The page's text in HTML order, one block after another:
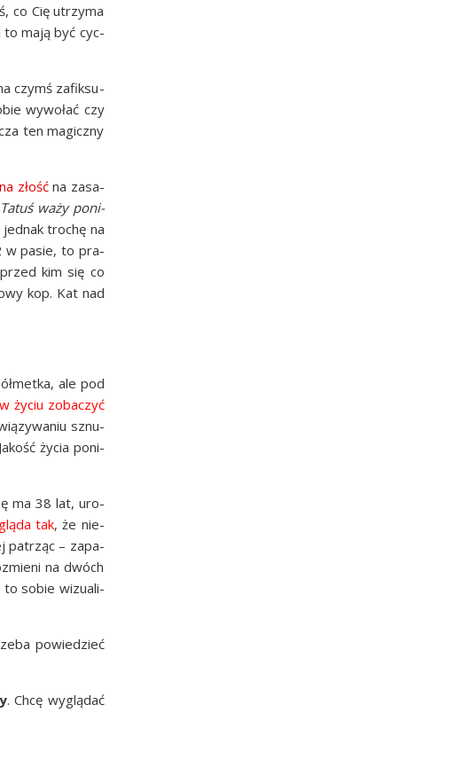
co Cię utrzy­ma
to mają być cyc­
czymś zafik­su­
wywo­łać czy
ten magicz­ny
złośćna zasa­
waży poni­
tro­chę na
w pasie, to pra­
kim się co
kop. Kat nad
ale pod
życiu zoba­czyć
sznu­
życia poni­
ma 38 lat, uro­
tak, że nie­
patrząc – zapa­
na dwóch
to sobie wizu­ali­
powie­dzieć
. Chcę wyglą­dać